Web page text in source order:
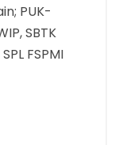
PUK-
SBTK
FSPMI